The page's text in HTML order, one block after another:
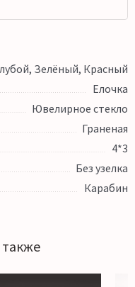
Зелёный, Красный
Елочка
Ювелирное стекло
Граненая
4*3
Без узелка
Карабин